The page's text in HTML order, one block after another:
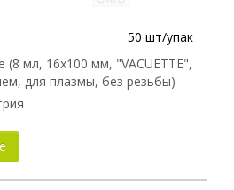
50 шт/упак
(8 мл, 16х100 мм, "VACUETTE",
для плазмы, без резьбы)